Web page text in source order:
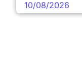
10/08/2026